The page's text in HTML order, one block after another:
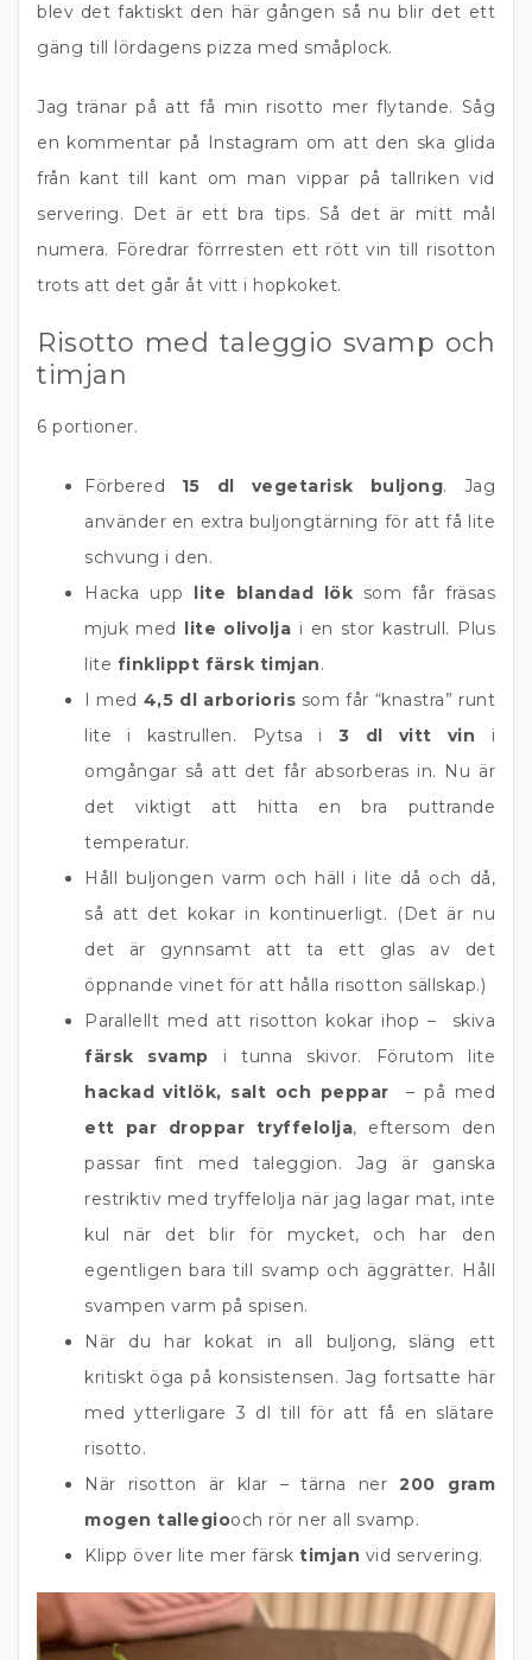
blev det faktiskt den här gången så nu blir det ett
gäng till lördagens pizza med småplock.
Jag tränar på att få min risotto mer flytande. Såg
en kommentar på Instagram om att den ska glida
från kant till kant om man vippar på tallriken vid
servering. Det är ett bra tips. Så det är mitt mål
numera. Föredrar förrresten ett rött vin till risotton
trots att det går åt vitt i hopkoket.
Risotto med taleggio svamp och
timjan
6 portioner.
Förbered 15 dl vegetarisk buljong. Jag
använder en extra buljongtärning för att få lite
schvung i den.
Hacka upp lite blandad lök som får fräsas
mjuk med lite olivolja i en stor kastrull. Plus
lite finklippt färsk timjan.
I med 4,5 dl arborioris som får “knastra” runt
lite i kastrullen. Pytsa i 3 dl vitt vin i
omgångar så att det får absorberas in. Nu är
det viktigt att hitta en bra puttrande
temperatur.
Håll buljongen varm och häll i lite då och då,
så att det kokar in kontinuerligt. (Det är nu
det är gynnsamt att ta ett glas av det
öppnande vinet för att hålla risotton sällskap.)
Parallellt med att risotton kokar ihop – skiva
färsk svamp i tunna skivor. Förutom lite
hackad vitlök, salt och peppar – på med
ett par droppar tryffelolja, eftersom den
passar fint med taleggion. Jag är ganska
restriktiv med tryffelolja när jag lagar mat, inte
kul när det blir för mycket, och har den
egentligen bara till svamp och äggrätter. Håll
svampen varm på spisen.
När du har kokat in all buljong, släng ett
kritiskt öga på konsistensen. Jag fortsatte här
med ytterligare 3 dl till för att få en slätare
risotto.
När risotton är klar – tärna ner200 gram
mogen tallegiooch rör ner all svamp.
Klipp över lite mer färsk timjan vid servering.